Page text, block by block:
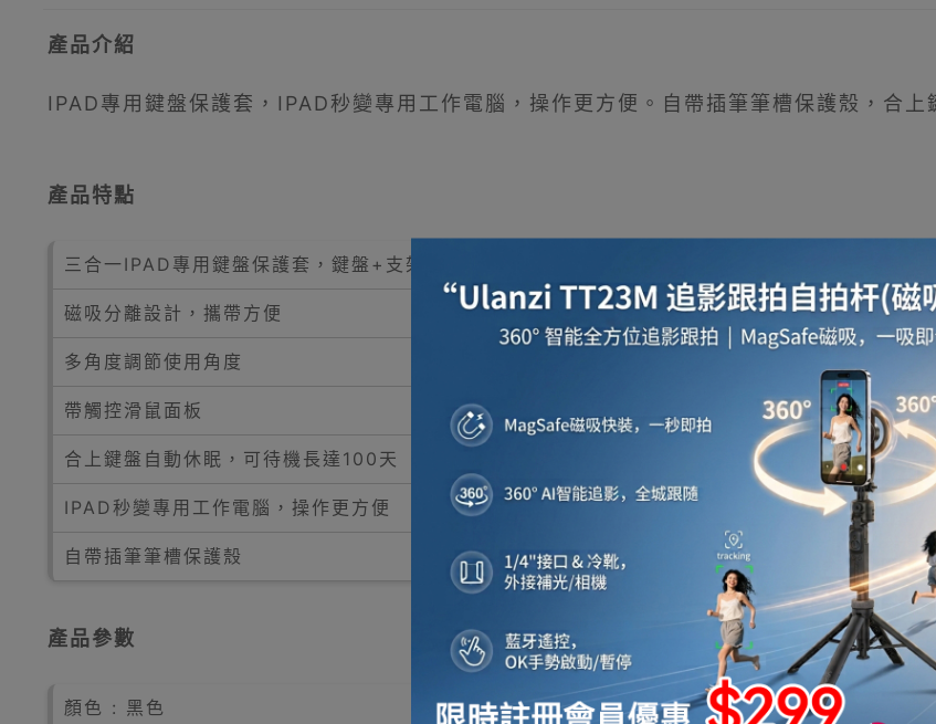
產品介紹
IPAD專用鍵盤保護套，IPAD秒變專用工作電腦，操作更方便。自帶插筆筆槽保護殼，合上
產品特點
三合一IPAD專用鍵盤保護套，鍵盤+支架+保護套
磁吸分離設計，攜帶方便
多角度調節使用角度
帶觸控滑鼠面板
合上鍵盤自動休眠，可待機長達100天
IPAD秒變專用工作電腦，操作更方便
自帶插筆筆槽保護殼
產品參數
顏色 : 黑色